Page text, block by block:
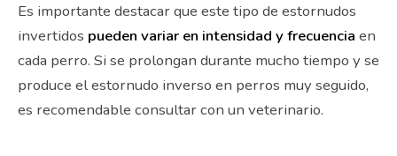
Es importante destacar que este tipo de estornudos
invertidos pueden variar en intensidad y frecuencia en
cada perro. Si se prolongan durante mucho tiempo y se
produce el estornudo inverso en perros muy seguido,
es recomendable consultar con un veterinario.